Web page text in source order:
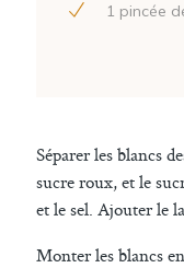
1 pincée
Séparer les blancs
sucre roux, et le
et le sel. Ajouter le
Monter les blancs